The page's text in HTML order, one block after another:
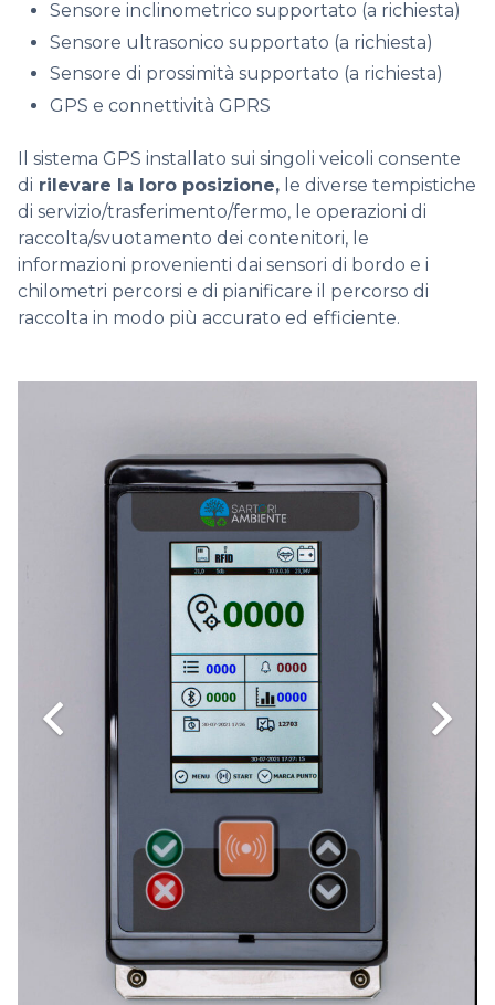
Sensore inclinometrico supportato (a richiesta)
Sensore ultrasonico supportato (a richiesta)
Sensore di prossimità supportato (a richiesta)
GPS e connettività GPRS
sistema GPS installato sui singoli veicoli consente
di rilevare la loro posizione, le diverse tempistiche
di servizio/trasferimento/fermo, le operazioni di
raccolta/svuotamento dei contenitori, le
informazioni provenienti dai sensori di bordo e i
chilometri percorsi e di pianificare il percorso di
raccolta in modo più accurato ed efficiente.